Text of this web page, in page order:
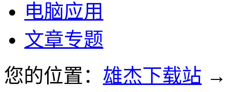
电脑应用
文章专题
您的位置： 雄杰下载站